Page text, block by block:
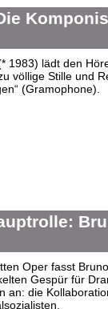
1983) lädt den
völlige Stille und
(Gramophone).
Oper fasst
Gespür für
an: die